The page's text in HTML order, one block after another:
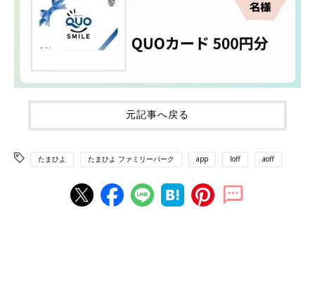
元記事へ戻る
たまひよ たまひよ ファミリーパーク app loff aoff